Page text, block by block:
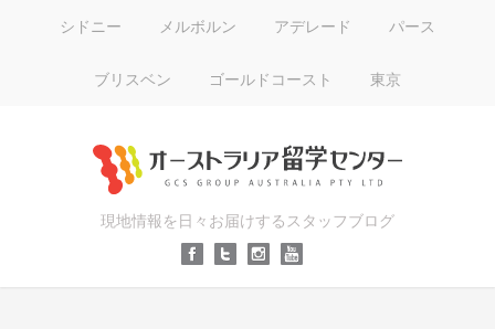
シドニー メルボルン アデレード パース
ブリスベン ゴールドコースト 東京
現地情報を日々お届けするスタッフブログ